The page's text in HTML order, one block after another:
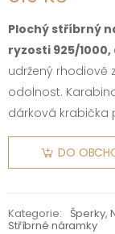
Plochý stříbrný
ryzosti 925/
udržený rhodiově
odolnost.
dárková krabička
DO
Kategorie: Šperky,
Stříbrné náramky